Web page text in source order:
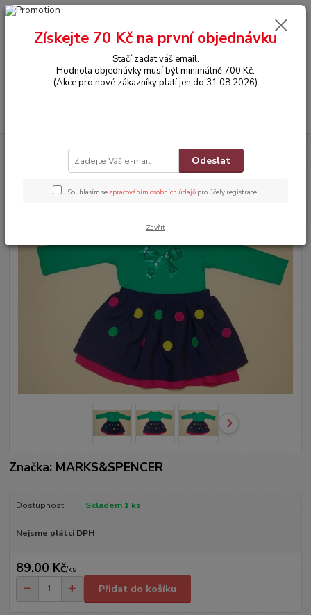
0,00 Kč
OBLEČENÍ Šatičky
Šatičky
Značka: MARKS&SPENCER
Dostupnost Skladem 1 ks
Nejsme plátci DPH
89,00 Kč/ks
Přidat do košíku
Získejte 70 Kč na první objednávku
Stačí zadat váš email.
Hodnota objednávky musí být minimálně 700 Kč.
(Akce pro nové zákazníky platí jen do 31.08.2026)
Odeslat
Souhlasím se zpracováním osobních údajů pro účely registrace.
Zavřít